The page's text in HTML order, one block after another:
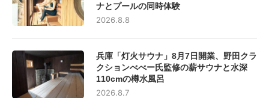
ナとプールの同時体験
2026.8.8
兵庫「灯火サウナ」8月7日開業、野田クラ
クションべべー氏監修の薪サウナと水深
110cmの樽水風呂
2026.8.7